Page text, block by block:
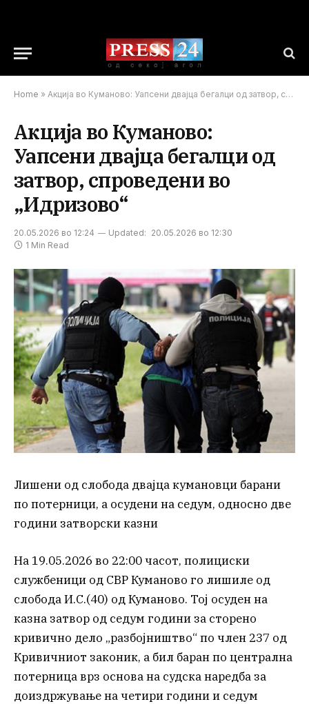
Home » Акција во Куманово: Уапсени двајца бегалци од затвор, спроведени во „Идризово“
Акција во Куманово:
Уапсени двајца бегалци од
затвор, спроведени во
„Идризово“
20.05.2026 во 12:24 Updated: 20.05.2026 во 12:30
1 Min Read
Лишени од слобода двајца кумановци барани
по потерници, а осудени на седум, односно две
години затворски казни
На 19.05.2026 во 22:00 часот, полициски
службеници од СВР Куманово го лишиле од
слобода И.С.(40) од Куманово. Тој осуден на
казна затвор од седум години за сторено
кривично дело „разбојништво“ по член 237 од
Кривичниот законик, а бил баран по централна
потерница врз основа на судска наредба за
доиздржување на четири години и седум